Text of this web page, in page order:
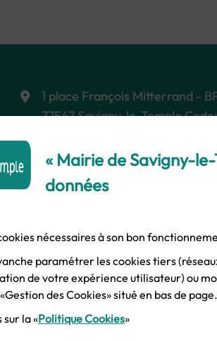
1 place François Mitterrand -
77547 Savigny-le-Temple
Le lundi, mardi, mercredi,
8h45 - 12h15 et 13h30 - 17h00
Le jeudi :10H30 - 12h15 et
« Mairie de Savigny-
données
nécessaires à son bon
paramétrer les cookies tiers
de votre expérience utilisateur) ou
des Cookies» situé en bas de page.
sur la «Politique Cookies»